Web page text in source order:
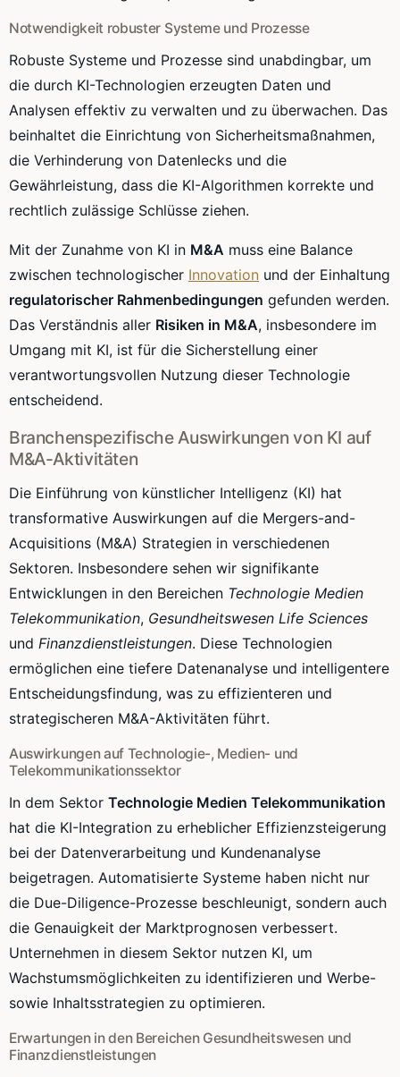
Notwendigkeit robuster Systeme und Prozesse
Robuste Systeme und Prozesse sind unabdingbar, um
die durch KI-Technologien erzeugten Daten und
Analysen effektiv zu verwalten und zu überwachen. Das
beinhaltet die Einrichtung von Sicherheitsmaßnahmen,
die Verhinderung von Datenlecks und die
Gewährleistung, dass die KI-Algorithmen korrekte und
rechtlich zulässige Schlüsse ziehen.
Mit der Zunahme von KI in M&A muss eine Balance
zwischen technologischer Innovation und der Einhaltung
regulatorischer Rahmenbedingungen gefunden werden.
Das Verständnis aller Risiken in M&A, insbesondere im
Umgang mit KI, ist für die Sicherstellung einer
verantwortungsvollen Nutzung dieser Technologie
entscheidend.
Branchenspezifische Auswirkungen von KI auf
M&A-Aktivitäten
Die Einführung von künstlicher Intelligenz (KI) hat
transformative Auswirkungen auf die Mergers-and-
Acquisitions (M&A) Strategien in verschiedenen
Sektoren. Insbesondere sehen wir signifikante
Entwicklungen in den Bereichen Technologie Medien
Telekommunikation, Gesundheitswesen Life Sciences
und Finanzdienstleistungen. Diese Technologien
ermöglichen eine tiefere Datenanalyse und intelligentere
Entscheidungsfindung, was zu effizienteren und
strategischeren M&A-Aktivitäten führt.
Auswirkungen auf Technologie-, Medien- und
Telekommunikationssektor
In dem Sektor Technologie Medien Telekommunikation
hat die KI-Integration zu erheblicher Effizienzsteigerung
bei der Datenverarbeitung und Kundenanalyse
beigetragen. Automatisierte Systeme haben nicht nur
die Due-Diligence-Prozesse beschleunigt, sondern auch
die Genauigkeit der Marktprognosen verbessert.
Unternehmen in diesem Sektor nutzen KI, um
Wachstumsmöglichkeiten zu identifizieren und Werbe-
sowie Inhaltsstrategien zu optimieren.
Erwartungen in den Bereichen Gesundheitswesen und
Finanzdienstleistungen